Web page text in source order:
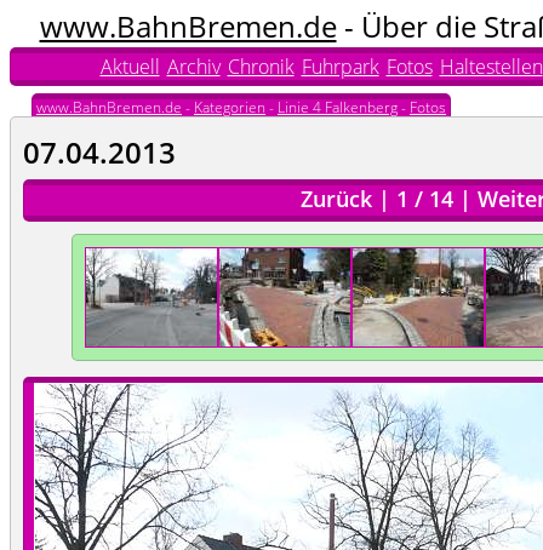
www.BahnBremen.de- Über die
Aktuell Archiv Chronik Fuhrpark Fotos Haltestellen
www.BahnBremen.de - Kategorien - Linie 4 Falkenberg- Fotos
07.04.2013
Zurück | 1 / 14 |